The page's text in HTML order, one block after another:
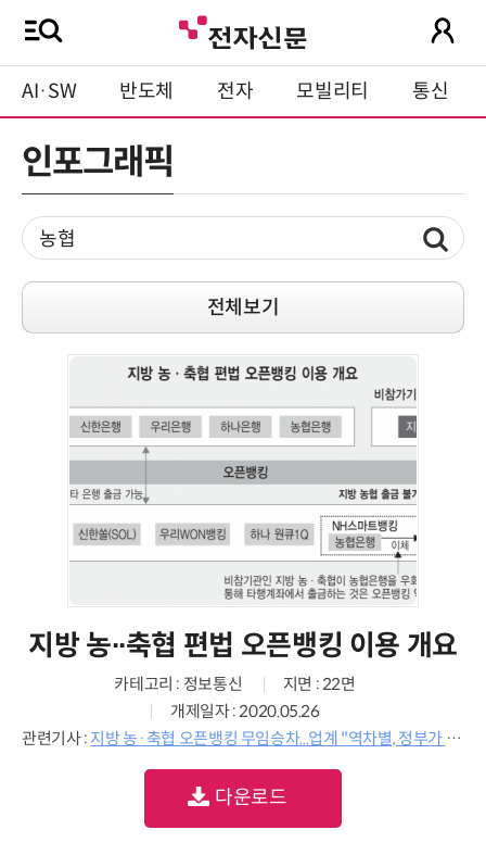
AI·SW 반도체 전자 모빌리티 통신
인포그래픽
전체보기
지방 농∙∙축협 편법 오픈뱅킹 이용 개요
카테고리 : 정보통신
지면 : 22면
개제일자 : 2020.05.26
관련기사 : 지방 농·축협 오픈뱅킹 무임승차...업계 "역차별, 정부가 나서달라"
다운로드